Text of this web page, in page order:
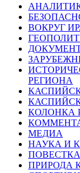
ВОКРУГ
РЕГИОНА
КОЛОНКА
МЕДИА
НАУКА И
ПРИРОДА